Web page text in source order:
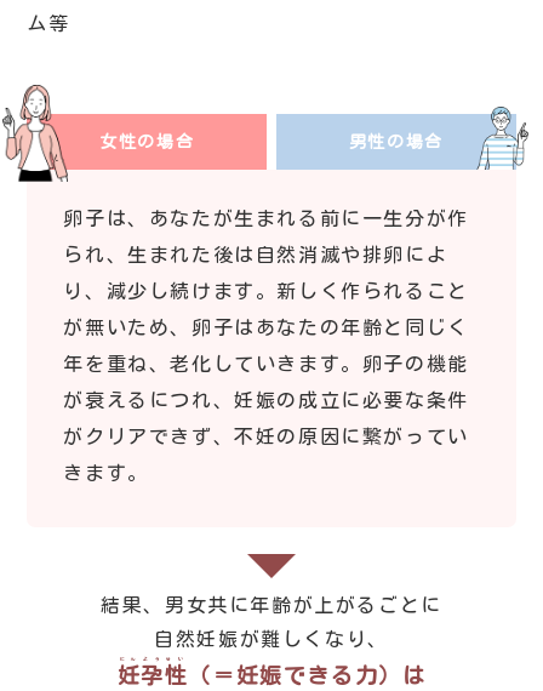
ム等
女性の場合 男性の場合
卵子は、あなたが生まれる前に一生分が作
られ、生まれた後は自然消滅や排卵によ
り、減少し続けます。新しく作られること
が無いため、卵子はあなたの年齢と同じく
年を重ね、老化していきます。卵子の機能
が衰えるにつれ、妊娠の成立に必要な条件
がクリアできず、不妊の原因に繋がってい
きます。
結果、男女共に年齢が上がるごとに
自然妊娠が難しくなり、
妊孕性
にんようせい
（＝妊娠できる力）は